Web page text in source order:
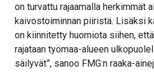
on turvattu rajaamalla herkimmät
kaivostoiminnan piiristä. Lisäksi
on kiinnitetty huomiota siihen,
rajataan työmaa-alueen
säilyvät”, sanoo FMG:n raaka-